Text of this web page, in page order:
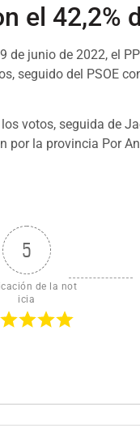
el 42,2%
de junio de 2022, el
seguido del PSOE
votos, seguida de
por la provincia Por
5
de la not
icia